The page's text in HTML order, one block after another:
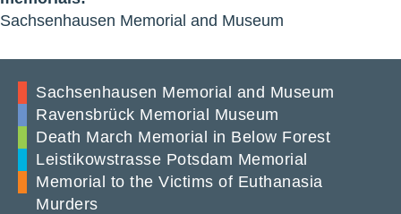
Sachsenhausen Memorial and Museum
Sachsenhausen Memorial and Museum
Ravensbrück Memorial Museum
Death March Memorial in Below Forest
Leistikowstrasse Potsdam Memorial
Memorial to the Victims of Euthanasia
Murders